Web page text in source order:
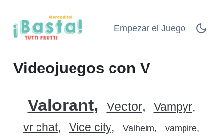
Empezar el Juego
Videojuegos con V
Valorant Vector
Vampyr
vr chat
Vice city Valheim vampire